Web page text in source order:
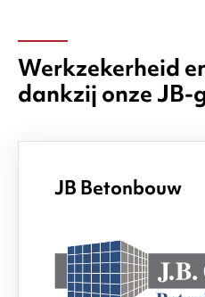
Werkzekerheid
dankzij onze JB-
JB Betonbouw